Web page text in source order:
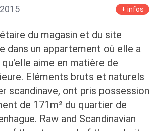
+ infos
du magasin et du site
dans un appartement où elle a
aime en matière de
Eléments bruts et naturels
scandinave, ont pris possession
de 171m² du quartier de
Raw and Scandinavian